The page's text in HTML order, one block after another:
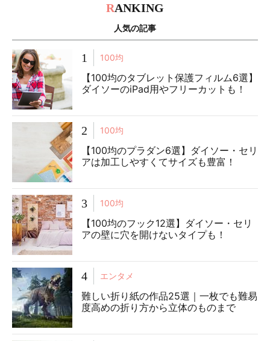
RANKING
人気の記事
1 100均
【100均のタブレット保護フィルム6選】
ダイソーのiPad用やフリーカットも！
2 100均
【100均のプラダン6選】ダイソー・セリ
アは加工しやすくてサイズも豊富！
3 100均
【100均のフック12選】ダイソー・セリ
アの壁に穴を開けないタイプも！
4 エンタメ
難しい折り紙の作品25選｜一枚でも難易
度高めの折り方から立体のものまで